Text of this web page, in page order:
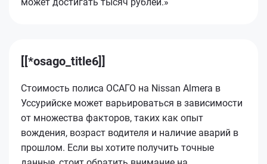
[[*osago_title6]]
Стоимость полиса ОСАГО на Nissan Almera в
Уссурийске может варьироваться в зависимости
от множества факторов, таких как опыт
вождения, возраст водителя и наличие аварий в
прошлом. Если вы хотите получить точные